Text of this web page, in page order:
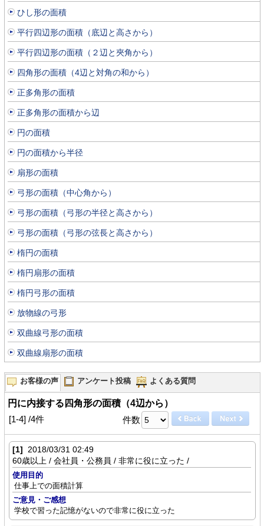
ひし形の面積
平行四辺形の面積（底辺と高さから）
平行四辺形の面積（２辺と夾角から）
四角形の面積（4辺と対角の和から）
正多角形の面積
正多角形の面積から辺
円の面積
円の面積から半径
扇形の面積
弓形の面積（中心角から）
弓形の面積（弓形の半径と高さから）
弓形の面積（弓形の弦長と高さから）
楕円の面積
楕円扇形の面積
楕円弓形の面積
放物線の弓形
双曲線弓形の面積
双曲線扇形の面積
お客様の声 アンケート投稿 よくある質問
円に内接する四角形の面積（4辺から）
[1-4] /4件 件数
[1] 2018/03/31 02:49
60歳以上 / 会社員・公務員 / 非常に役に立った /
使用目的
仕事上での面積計算
ご意見・ご感想
学校で習った記憶がないので非常に役に立った